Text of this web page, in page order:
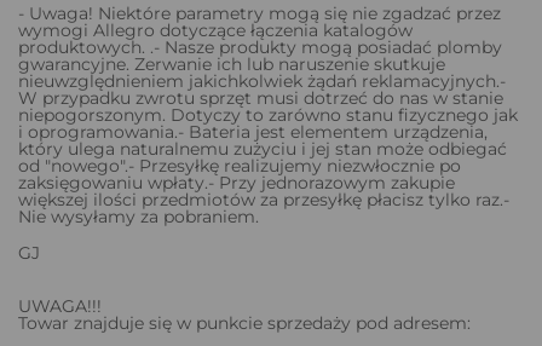
- Uwaga! Niektóre parametry mogą się nie zgadzać przez
wymogi Allegro dotyczące łączenia katalogów
produktowych. .- Nasze produkty mogą posiadać plomby
gwarancyjne. Zerwanie ich lub naruszenie skutkuje
nieuwzględnieniem jakichkolwiek żądań reklamacyjnych.-
W przypadku zwrotu sprzęt musi dotrzeć do nas w stanie
niepogorszonym. Dotyczy to zarówno stanu fizycznego jak
i oprogramowania.- Bateria jest elementem urządzenia,
który ulega naturalnemu zużyciu i jej stan może odbiegać
od "nowego".- Przesyłkę realizujemy niezwłocznie po
zaksięgowaniu wpłaty.- Przy jednorazowym zakupie
większej ilości przedmiotów za przesyłkę płacisz tylko raz.-
Nie wysyłamy za pobraniem.
GJ
UWAGA!!!
Towar znajduje się w punkcie sprzedaży pod adresem: